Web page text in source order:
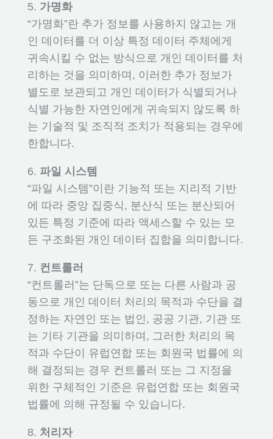
5. 가명화
“가명화”란 추가 정보를 사용하지 않고는 개
인 데이터를 더 이상 특정 데이터 주체에게
귀속시킬 수 없는 방식으로 개인 데이터를 처
리하는 것을 의미하며, 이러한 추가 정보가
별도로 보관되고 개인 데이터가 식별되거나
식별 가능한 자연인에게 귀속되지 않도록 하
는 기술적 및 조직적 조치가 적용되는 경우에
한합니다.
6. 파일 시스템
“파일 시스템”이란 기능적 또는 지리적 기반
에 따라 중앙 집중식, 분산식 또는 분산되어
있든 특정 기준에 따라 액세스할 수 있는 모
든 구조화된 개인 데이터 집합을 의미합니다.
7. 컨트롤러
“컨트롤러”는 단독으로 또는 다른 사람과 공
동으로 개인 데이터 처리의 목적과 수단을 결
정하는 자연인 또는 법인, 공공 기관, 기관 또
는 기타 기관을 의미하며, 그러한 처리의 목
적과 수단이 유럽연합 또는 회원국 법률에 의
해 결정되는 경우 컨트롤러 또는 그 지정을
위한 구체적인 기준은 유럽연합 또는 회원국
법률에 의해 규정될 수 있습니다.
8. 처리자